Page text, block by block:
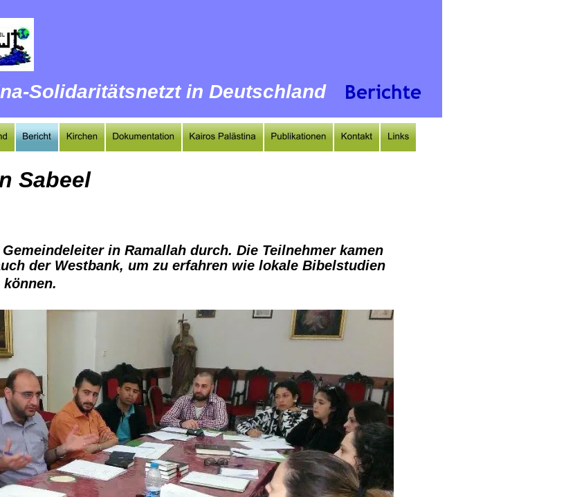
Berichte
Sabeel
in Ramallah durch. Die Teilnehmer kamen
der Westbank, um zu erfahren wie lokale Bibelstudien
Solidaritätsnetzt in Deutschland